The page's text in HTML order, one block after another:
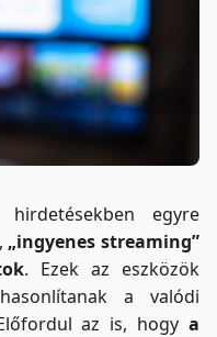
egyre
„ingyenes streaming”
. Ezek az eszközök
a valódi
az is, hogy a